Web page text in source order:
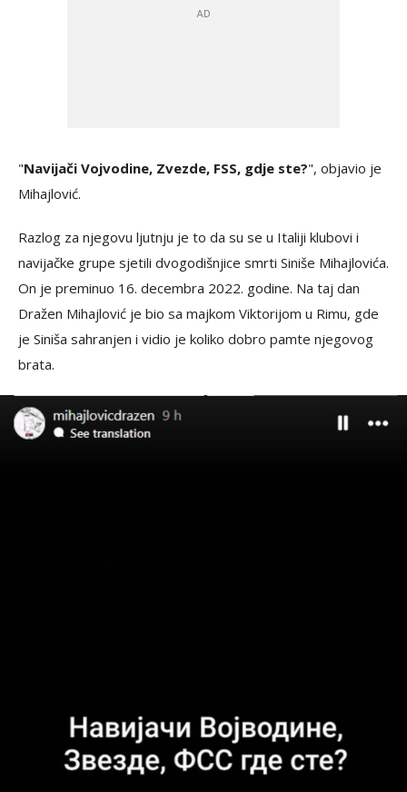
"Navijači Vojvodine, Zvezde, FSS, gdje ste?", objavio je
Mihajlović.
Razlog za njegovu ljutnju je to da su se u Italiji klubovi i
navijačke grupe sjetili dvogodišnjice smrti Siniše Mihajlovića.
On je preminuo 16. decembra 2022. godine. Na taj dan
Dražen Mihajlović je bio sa majkom Viktorijom u Rimu, gde
je Siniša sahranjen i vidio je koliko dobro pamte njegovog
brata.